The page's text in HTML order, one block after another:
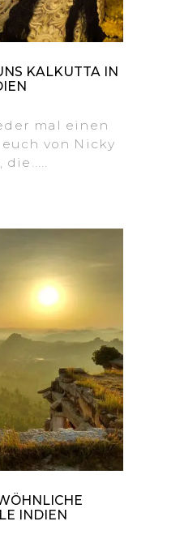
KALKUTTA IN
mal einen
von Nicky
die.....
R
INDIEN